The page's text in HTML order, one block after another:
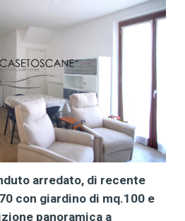
arredato, di recente
con giardino di mq.100 e
panoramica a